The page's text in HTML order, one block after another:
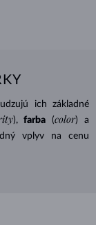
ich základné
), farba (color) a
vplyv na cenu